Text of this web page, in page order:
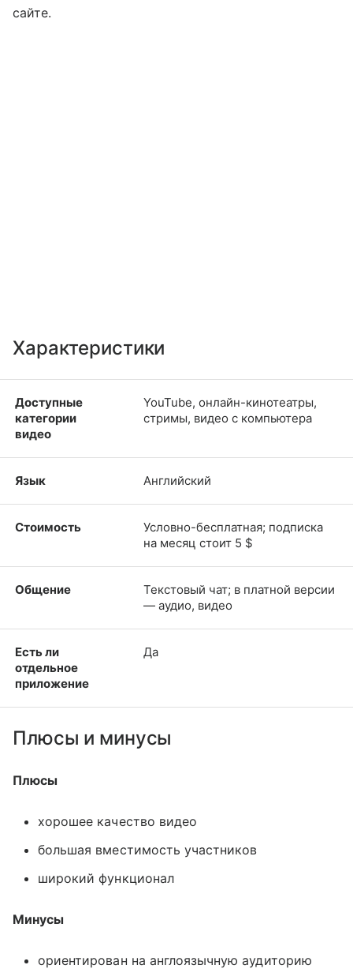
сайте.
Характеристики
Доступные
категории
видео
YouTube, онлайн-кинотеатры,
стримы, видео с компьютера
Язык Английский
Стоимость
Условно-бесплатная; подписка
на месяц стоит 5 $
Общение
Текстовый чат; в платной версии
— аудио, видео
Есть ли
отдельное
приложение
Да
Плюсы и минусы
Плюсы
хорошее качество видео
большая вместимость участников
широкий функционал
Минусы
ориентирован на англоязычную аудиторию